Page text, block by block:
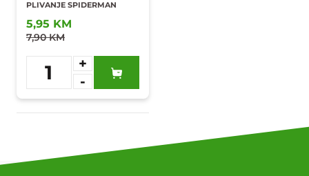
PLIVANJE SPIDERMAN
5,95 KM
7,90 KM
1
+
-
Dodaj u
omiljene